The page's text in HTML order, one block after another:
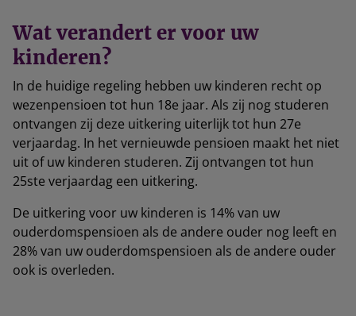
Wat verandert er voor uw
kinderen?
In de huidige regeling hebben uw kinderen recht op
wezenpensioen tot hun 18e jaar. Als zij nog studeren
ontvangen zij deze uitkering uiterlijk tot hun 27e
verjaardag. In het vernieuwde pensioen maakt het niet
uit of uw kinderen studeren. Zij ontvangen tot hun
25ste verjaardag een uitkering.
De uitkering voor uw kinderen is 14% van uw
ouderdomspensioen als de andere ouder nog leeft en
28% van uw ouderdomspensioen als de andere ouder
ook is overleden.